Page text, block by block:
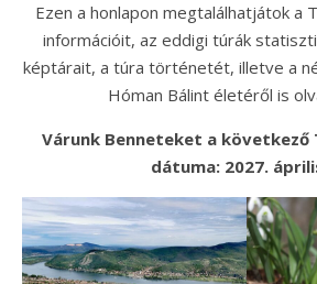
Ezen a honlapon megtalálhatjátok a
információit, az eddigi túrák
képtárait, a túra történetét, illetve a
Hóman Bálint életéről is
Várunk Benneteket a következő
dátuma: 2027.